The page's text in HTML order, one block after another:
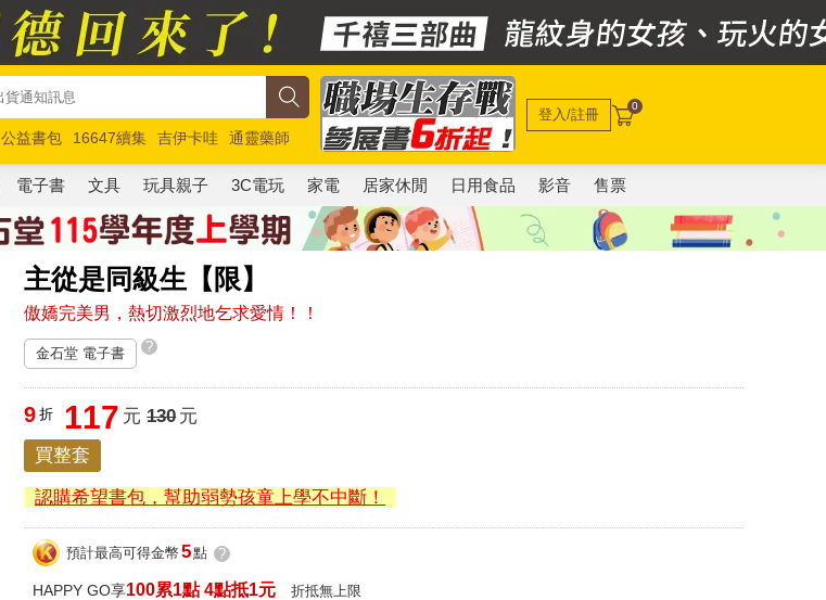
公益書包 16647續集 吉伊卡哇
通靈藥師
玩具總動員5 超慢跑
登入/註冊 0
電子書 文具 玩具親子 3C電玩 家電 居家休閒 日用食品 影音 售票
主從是同級生【限】
傲嬌完美男，熱切激烈地乞求愛情！！
金石堂 電子書 ?
9 折 117 元 130元
買整套
認購希望書包，幫助弱勢孩童上學不中斷！
預計最高可得金幣 5點 ?
HAPPY GO享100累1點 4點抵1元 折抵無上限